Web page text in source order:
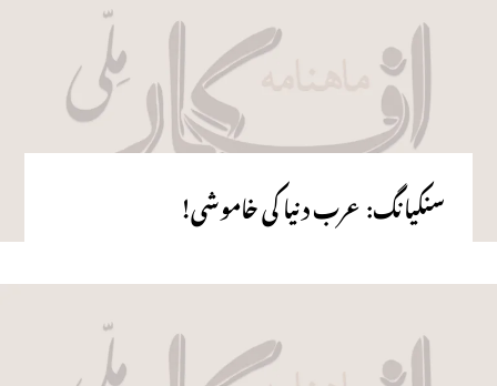
سنکیانگ: عرب دنیا کی خاموشی!